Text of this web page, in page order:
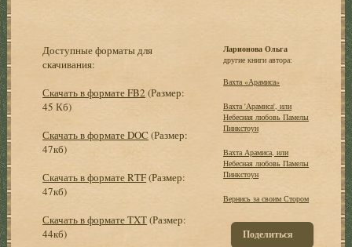
Доступные форматы для
скачивания:
Скачать в формате FB2 (Размер:
45 Кб)
Скачать в формате DOC (Размер:
47кб)
Скачать в формате RTF(Размер:
47кб)
Скачать в формате TXT(Размер:
44кб)
Ларионова Ольга
другие книги автора:
Вахта «Арамиса»
Вахта 'Арамиса', или
Небесная любовь Памелы
Пинкстоун
Вахта Арамиса, или
Небесная любовь Памелы
Пинкстоун
Вернись за своим Стором
Поделиться